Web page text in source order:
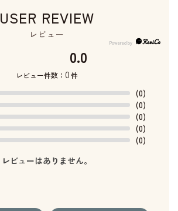
USER REVIEW
レビュー
0.0
レビュー件数： 0件
(0)
(0)
(0)
(0)
(0)
レビューはありません。